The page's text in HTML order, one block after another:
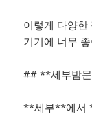
이렇게 다양
기기에 너무
## **세부밤
**세부**에서